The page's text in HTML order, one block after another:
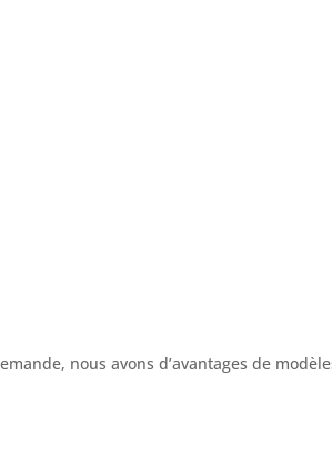
nous avons d’avantages de